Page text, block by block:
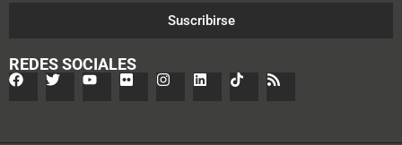
Suscribirse
REDES SOCIALES